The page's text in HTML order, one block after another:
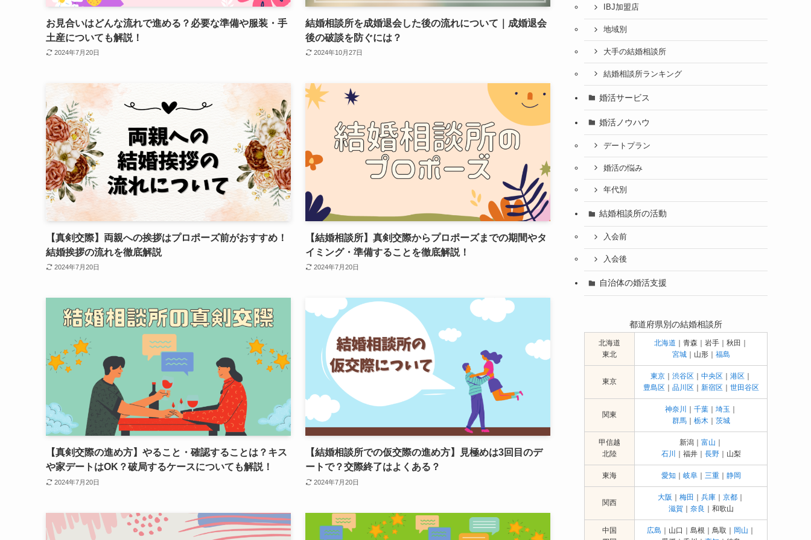
お見合いはどんな流れで進める？必要な準備や服装・手
土産についても解説！
2024年7月20日
結婚相談所を成婚退会した後の流れについて｜成婚退会
後の破談を防ぐには？
2024年10月27日
【真剣交際】両親への挨拶はプロポーズ前がおすすめ！
結婚挨拶の流れを徹底解説
2024年7月20日
【結婚相談所】真剣交際からプロポーズまでの期間やタ
イミング・準備することを徹底解説！
2024年7月20日
【真剣交際の進め方】やること・確認することは？キス
や家デートはOK？破局するケースについても解説！
2024年7月20日
【結婚相談所での仮交際の進め方】見極めは3回目のデ
ートで？交際終了はよくある？
2024年7月20日
IBJ加盟店
地域別
大手の結婚相談所
結婚相談所ランキング
婚活サービス
婚活ノウハウ
デートプラン
婚活の悩み
年代別
結婚相談所の活動
入会前
入会後
自治体の婚活支援
都道府県別の結婚相談所
北海道
東北
北海道 ｜青森｜岩手｜秋田｜
宮城｜山形｜ 福島
東京
東京｜ 渋谷区｜ 中央区｜ 港区｜
豊島区｜ 品川区｜ 新宿区｜ 世田谷区
関東
神奈川 ｜ 千葉｜ 埼玉 ｜
群馬｜ 栃木 ｜ 茨城
甲信越
北陸
新潟｜ 富山 ｜
石川
｜福井｜ 長野｜山梨
東海 愛知 ｜ 岐阜｜ 三重｜ 静岡
関西
大阪 ｜ 梅田 ｜ 兵庫｜ 京都｜
滋賀｜ 奈良 ｜和歌山
中国
広島 ｜山口｜島根｜鳥取｜ 岡山 ｜